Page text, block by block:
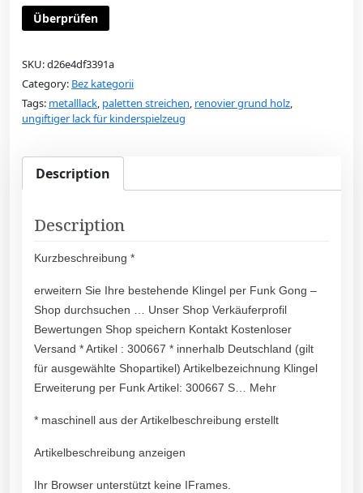
Überprüfen
SKU:d26e4df3391a
Category: Bez kategorii
Tags: metalllack, paletten streichen, renovier grund holz,
ungiftiger lack für kinderspielzeug
Description
Description
Kurzbeschreibung *
erweitern Sie Ihre bestehende Klingel per Funk Gong –
Shop durchsuchen … Unser Shop Verkäuferprofil
Bewertungen Shop speichern Kontakt Kostenloser
Versand * Artikel : 300667 * innerhalb Deutschland (gilt
für ausgewählte Shopartikel) Artikelbezeichnung Klingel
Erweiterung per Funk Artikel: 300667 S… Mehr
* maschinell aus der Artikelbeschreibung erstellt
Artikelbeschreibung anzeigen
Ihr Browser unterstützt keine IFrames.